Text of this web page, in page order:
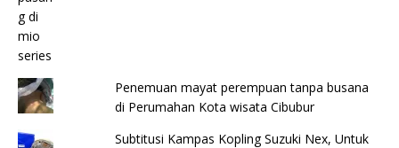
Penemuan mayat perempuan tanpa busana
di Perumahan Kota wisata Cibubur
Subtitusi Kampas Kopling Suzuki Nex, Untuk